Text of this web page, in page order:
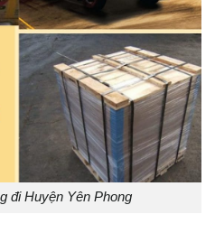
đi Huyện Yên Phong